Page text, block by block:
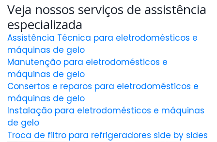
Veja nossos serviços de assistência
especializada
Assistência Técnica para eletrodomésticos e
máquinas de gelo
Manutenção para eletrodomésticos e
máquinas de gelo
Consertos e reparos para eletrodomésticos e
máquinas de gelo
Instalação para eletrodomésticos e máquinas
de gelo
Troca de filtro para refrigeradores side by sides